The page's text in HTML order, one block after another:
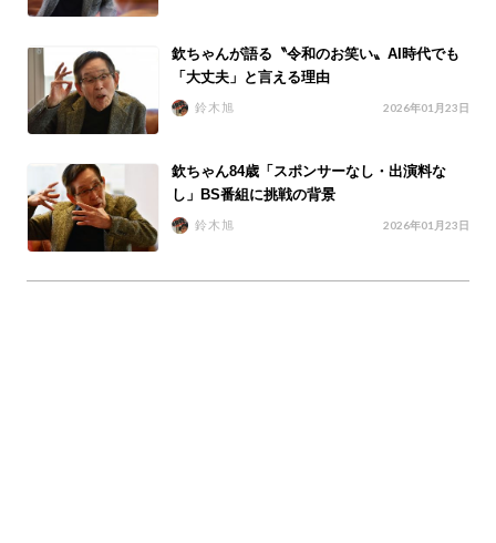
欽ちゃんが語る〝令和のお笑い〟AI時代でも
「大丈夫」と言える理由
鈴木旭 2026年01月23日
欽ちゃん84歳「スポンサーなし・出演料な
し」BS番組に挑戦の背景
鈴木旭 2026年01月23日